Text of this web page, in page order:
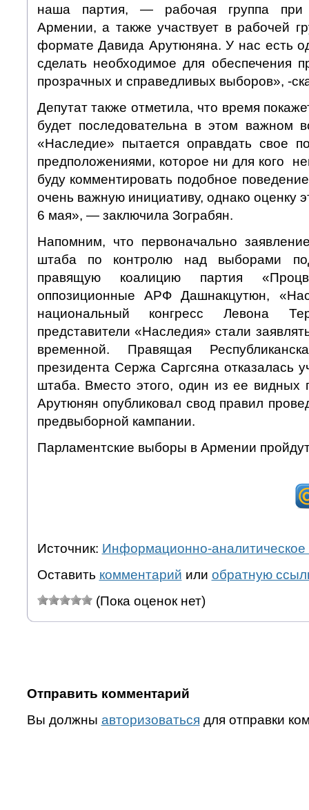
наша партия, — рабочая группа при
Армении, а также участвует в рабочей
формате Давида Арутюняна. У нас есть
сделать необходимое для обеспечения
прозрачных и справедливых выборов», -
Депутат также отметила, что время
будет последовательна в этом важном
«Наследие» пытается оправдать свое
предположениями, которое ни для кого
буду комментировать подобное
очень важную инициативу, однако оценку
6 мая», — заключила Зограбян.
Напомним, что первоначально
штаба по контролю над выборами
правящую коалицию партия
оппозиционные АРФ Дашнакцутюн,
национальный конгресс Левона
представители «Наследия» стали
временной. Правящая
президента Сержа Саргсяна отказалась
штаба. Вместо этого, один из ее видных
Арутюнян опубликовал свод правил
предвыборной кампании.
Парламентские выборы в Армении
Источник: Информационно-аналитическое
Оставить комментарий или обратную
(Пока оценок нет)
Отправить комментарий
Вы должны авторизоваться для отправки